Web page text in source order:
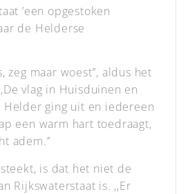
’een opgestoken
de Helderse
zeg maar woest’’, aldus het
vlag in Huisduinen en
Helder ging uit en iedereen
een warm hart toedraagt,
adem.’’
is dat het niet de
Rijkswaterstaat is. ,,Er